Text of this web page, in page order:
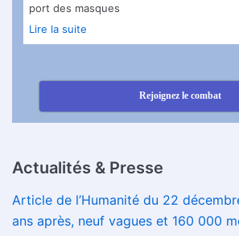
port des masques
Lire la suite
Rejoignez le combat
Actualités & Presse
Article de l’Humanité du 22
ans après, neuf vagues et 160 000